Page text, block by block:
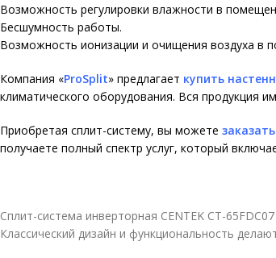
Возможность регулировки влажности в
Бесшумность работы.
Возможность ионизации и очищения воздуха в
Компания «ProSplit» предлагает купить
климатического оборудования. Вся продукция
Приобретая сплит-систему, вы можете
получаете полный спектр услуг, который
Сплит-система инверторная CENTEK CT-
Классический дизайн и функциональность